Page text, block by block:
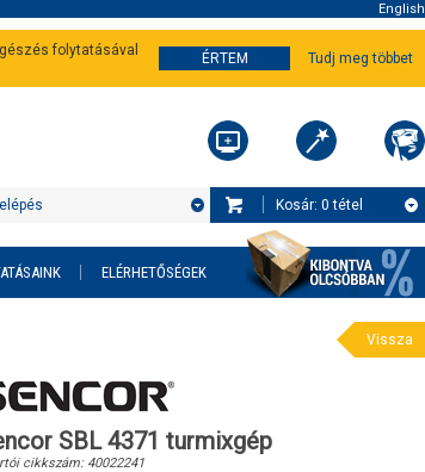
English
folytatásával
ÉRTEM Tudj meg többet
Kosár: 0 tétel
ELÉRHETŐSÉGEK
Vissza
SBL 4371 turmixgép
cikkszám: 40022241